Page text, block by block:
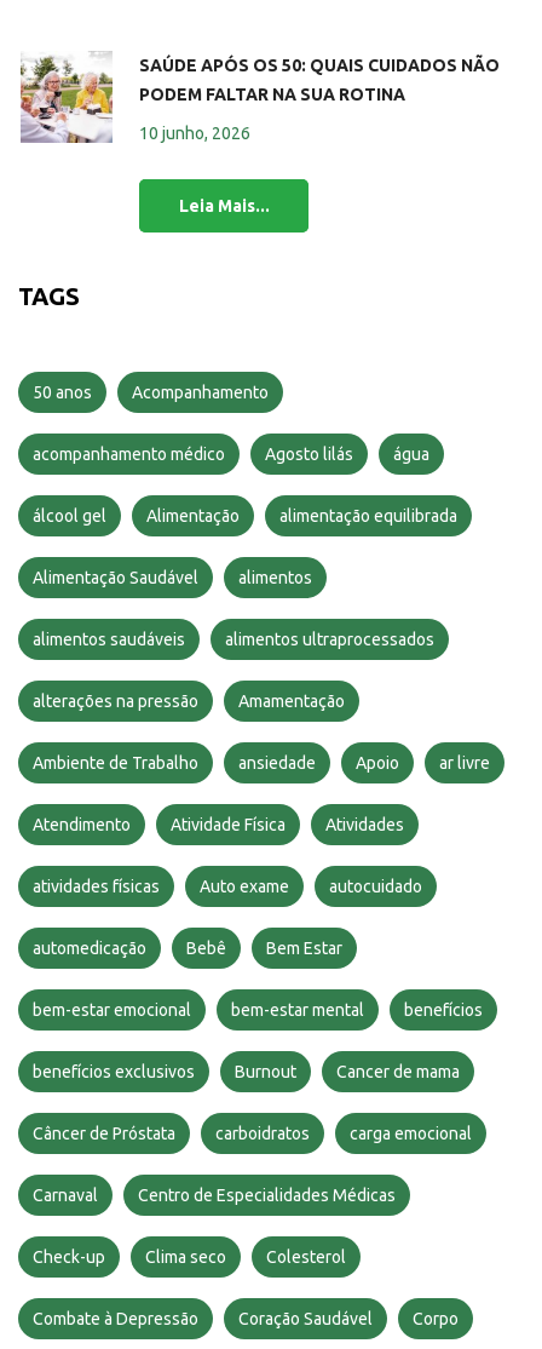
SAÚDE APÓS OS 50: QUAIS CUIDADOS NÃO
PODEM FALTAR NA SUA ROTINA
10 junho, 2026
TAGS
50 anos Acompanhamento
acompanhamento médico Agosto lilás água
álcool gel Alimentação alimentação equilibrada
Alimentação Saudável alimentos
alimentos saudáveis alimentos ultraprocessados
alterações na pressão Amamentação
Ambiente de Trabalho ansiedade Apoio ar livre
Atendimento Atividade Física Atividades
atividades físicas Auto exame autocuidado
automedicação Bebê Bem Estar
bem-estar emocional bem-estar mental benefícios
benefícios exclusivos Burnout Cancer de mama
Câncer de Próstata carboidratos carga emocional
Carnaval Centro de Especialidades Médicas
Check-up Clima seco Colesterol
Combate à Depressão Coração Saudável Corpo